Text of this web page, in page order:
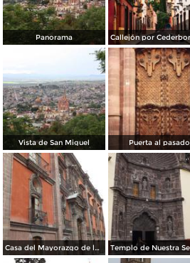
Panorama
Vista de San Miguel Puerta al pasado
Casa del Mayorazgo de la Canal, 1800. Abril/2014